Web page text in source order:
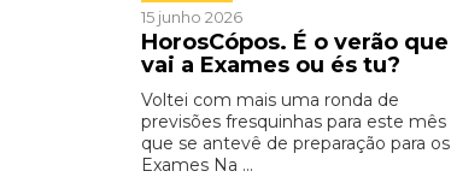
15 junho 2026
HorosCópos. É o verão que
vai a Exames ou és tu?
Voltei com mais uma ronda de
previsões fresquinhas para este mês
que se antevê de preparação para os
Exames Na ...